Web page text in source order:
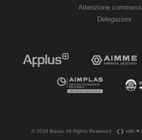
Attenzione
Delegazioni
© 2018 Basor. All Rights Reserved · ❮❯ with ♥︎